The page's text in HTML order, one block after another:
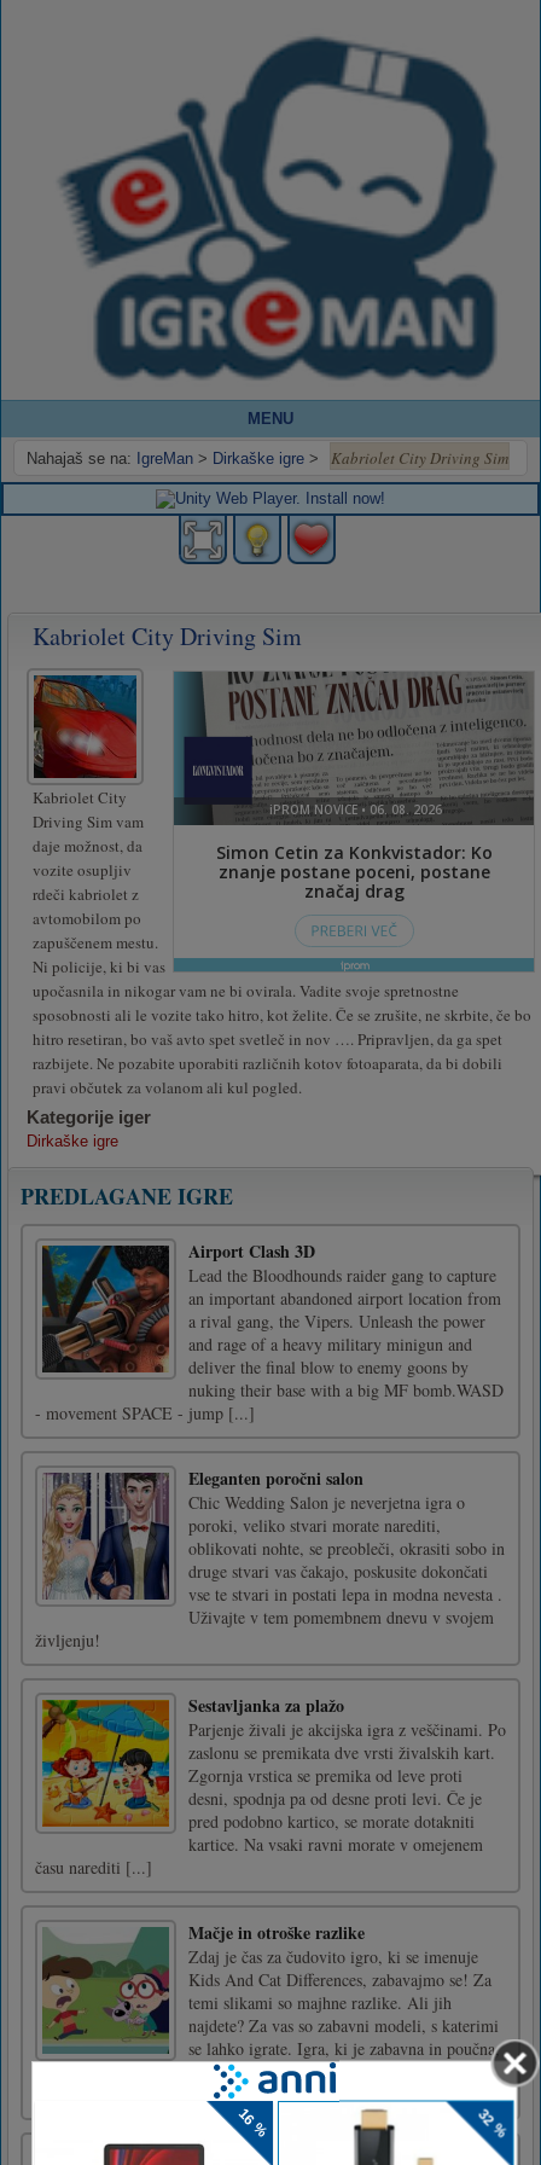
MENU
Nahajaš se na: IgreMan > Dirkaške igre > Kabriolet City Driving Sim
Kabriolet City Driving Sim
Kabriolet City
Driving Sim vam
daje možnost, da
vozite osupljiv
rdeči kabriolet z
avtomobilom po
zapuščenem mestu.
Ni policije, ki bi vas
upočasnila in nikogar vam ne bi ovirala. Vadite svoje spretnostne
sposobnosti ali le vozite tako hitro, kot želite. Če se zrušite, ne skrbite, če bo
hitro resetiran, bo vaš avto spet svetleč in nov …. Pripravljen, da ga spet
razbijete. Ne pozabite uporabiti različnih kotov fotoaparata, da bi dobili
pravi občutek za volanom ali kul pogled.
Kategorije iger
Dirkaške igre
PREDLAGANE IGRE
Airport Clash 3D
Lead the Bloodhounds raider gang to capture
an important abandoned airport location from
a rival gang, the Vipers. Unleash the power
and rage of a heavy military minigun and
deliver the final blow to enemy goons by
nuking their base with a big MF bomb.WASD
- movement SPACE - jump [...]
Eleganten poročni salon
Chic Wedding Salon je neverjetna igra o
poroki, veliko stvari morate narediti,
oblikovati nohte, se preobleči, okrasiti sobo in
druge stvari vas čakajo, poskusite dokončati
vse te stvari in postati lepa in modna nevesta .
Uživajte v tem pomembnem dnevu v svojem
življenju!
Sestavljanka za plažo
Parjenje živali je akcijska igra z veščinami. Po
zaslonu se premikata dve vrsti živalskih kart.
Zgornja vrstica se premika od leve proti
desni, spodnja pa od desne proti levi. Če je
pred podobno kartico, se morate dotakniti
kartice. Na vsaki ravni morate v omejenem
času narediti [...]
Mačje in otroške razlike
Zdaj je čas za čudovito igro, ki se imenuje
Kids And Cat Differences, zabavajmo se! Za
temi slikami so majhne razlike. Ali jih
najdete? Za vas so zabavni modeli, s katerimi
se lahko igrate. Igra, ki je zabavna in poučna,
ker vam bo pomagala izboljšati znanje
opazovanja in koncent [...]
Božično besedilo